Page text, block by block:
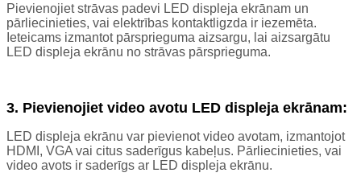
Pievienojiet strāvas padevi LED displeja ekrānam un
pārliecinieties, vai elektrības kontaktligzda ir iezemēta.
Ieteicams izmantot pārsprieguma aizsargu, lai aizsargātu
LED displeja ekrānu no strāvas pārsprieguma.
3. Pievienojiet video avotu LED displeja ekrānam:
LED displeja ekrānu var pievienot video avotam, izmantojot
HDMI, VGA vai citus saderīgus kabeļus. Pārliecinieties, vai
video avots ir saderīgs ar LED displeja ekrānu.